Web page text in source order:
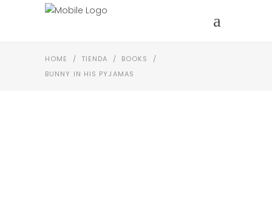
HOME / TIENDA / BOOKS
/
BUNNY IN HIS PYJAMAS